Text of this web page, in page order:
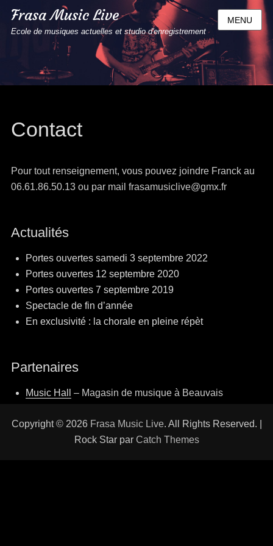
Frasa Music Live
Ecole de musiques actuelles et studio d'enregistrement
MENU
Contact
Pour tout renseignement, vous pouvez joindre Franck au
06.61.86.50.13 ou par mail frasamusiclive@gmx.fr
Actualités
Portes ouvertes samedi 3 septembre 2022
Portes ouvertes 12 septembre 2020
Portes ouvertes 7 septembre 2019
Spectacle de fin d’année
En exclusivité : la chorale en pleine répèt
Partenaires
Music Hall – Magasin de musique à Beauvais
Copyright © 2026 Frasa Music Live. All Rights Reserved. |
Rock Star par Catch Themes